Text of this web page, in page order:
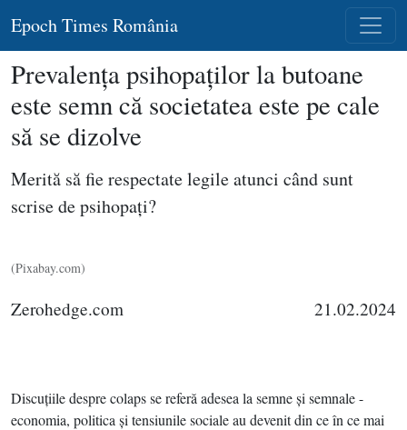
Epoch Times România
Prevalenţa psihopaţilor la butoane
este semn că societatea este pe cale
să se dizolve
Merită să fie respectate legile atunci când sunt
scrise de psihopaţi?
(Pixabay.com)
Zerohedge.com 21.02.2024
Discuţiile despre colaps se referă adesea la semne şi semnale -
economia, politica şi tensiunile sociale au devenit din ce în ce mai